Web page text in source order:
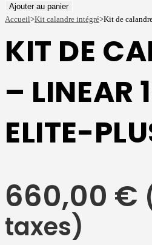
Ajouter au panier
Accueil>Kit calandre intégré>Kit de
KIT DE
– LINEAR
ELITE-
660,00 €
taxes)